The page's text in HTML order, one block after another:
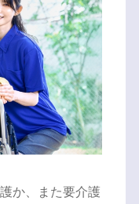
か、また要介護